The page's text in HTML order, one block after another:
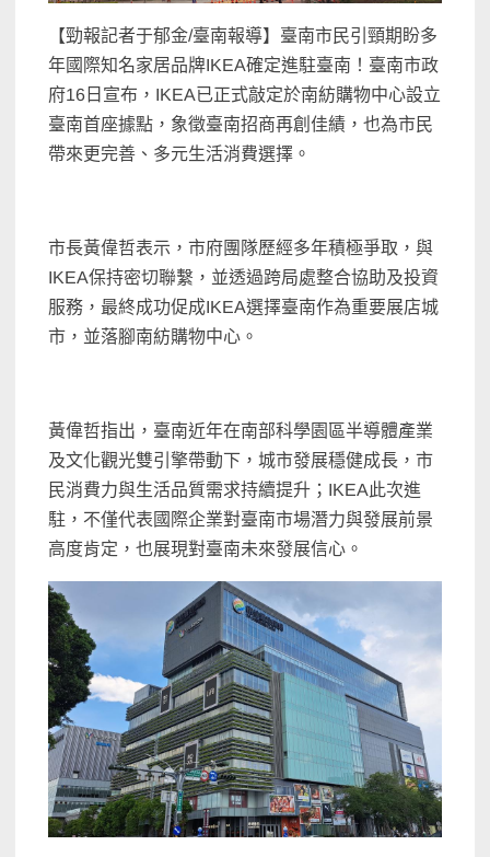
【勁報記者于郁金/臺南報導】臺南市民引頸期盼多
年國際知名家居品牌IKEA確定進駐臺南！臺南市政
府16日宣布，IKEA已正式敲定於南紡購物中心設立
臺南首座據點，象徵臺南招商再創佳績，也為市民
帶來更完善、多元生活消費選擇。
市長黃偉哲表示，市府團隊歷經多年積極爭取，與
IKEA保持密切聯繫，並透過跨局處整合協助及投資
服務，最終成功促成IKEA選擇臺南作為重要展店城
市，並落腳南紡購物中心。
黃偉哲指出，臺南近年在南部科學園區半導體產業
及文化觀光雙引擎帶動下，城市發展穩健成長，市
民消費力與生活品質需求持續提升；IKEA此次進
駐，不僅代表國際企業對臺南市場潛力與發展前景
高度肯定，也展現對臺南未來發展信心。